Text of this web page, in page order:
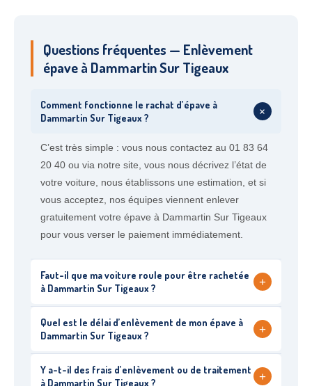
Questions fréquentes — Enlèvement
épave à Dammartin Sur Tigeaux
Comment fonctionne le rachat d’épave à
Dammartin Sur Tigeaux ?
+
C’est très simple : vous nous contactez au 01 83 64
20 40 ou via notre site, vous nous décrivez l’état de
votre voiture, nous établissons une estimation, et si
vous acceptez, nos équipes viennent enlever
gratuitement votre épave à Dammartin Sur Tigeaux
pour vous verser le paiement immédiatement.
Faut-il que ma voiture roule pour être rachetée
à Dammartin Sur Tigeaux ?
+
Quel est le délai d’enlèvement de mon épave à
Dammartin Sur Tigeaux ?
+
Y a-t-il des frais d’enlèvement ou de traitement
à Dammartin Sur Tigeaux ?
+